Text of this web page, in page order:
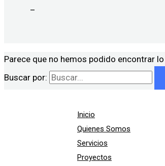
–
Parece que no hemos podido encontrar
Buscar por:
Inicio
Quienes Somos
Servicios
Proyectos